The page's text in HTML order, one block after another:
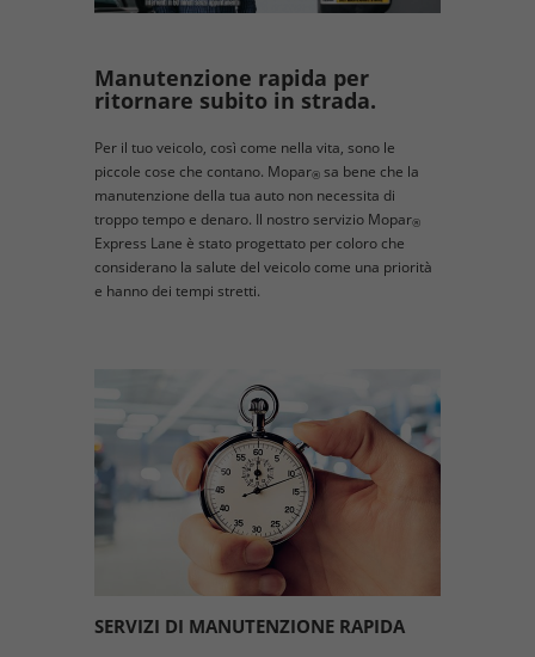
Manutenzione rapida per
ritornare subito in strada.
Per il tuo veicolo, così come nella vita, sono le
piccole cose che contano. Mopar® sa bene che la
manutenzione della tua auto non necessita di
troppo tempo e denaro. Il nostro servizio Mopar®
Express Lane è stato progettato per coloro che
considerano la salute del veicolo come una priorità
e hanno dei tempi stretti.
SERVIZI DI MANUTENZIONE RAPIDA